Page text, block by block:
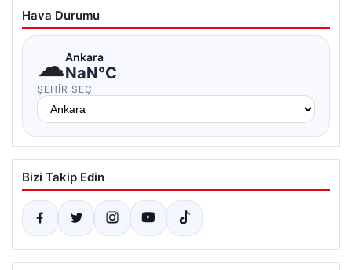
Hava Durumu
☁Ankara
NaN°C
ŞEHIR SEÇ
Bizi Takip Edin